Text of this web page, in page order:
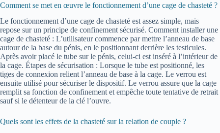
Comment se met en œuvre le fonctionnement d’une cage de chasteté ?
Le fonctionnement d’une cage de chasteté est assez simple, mais
repose sur un principe de confinement sécurisé. Comment installer une
cage de chasteté : L’utilisateur commence par mettre l’anneau de base
autour de la base du pénis, en le positionnant derrière les testicules.
Après avoir placé le tube sur le pénis, celui-ci est inséré à l’intérieur de
la cage. Étapes de sécurisation : Lorsque le tube est positionné, les
tiges de connexion relient l’anneau de base à la cage. Le verrou est
ensuite utilisé pour sécuriser le dispositif. Le verrou assure que la cage
remplit sa fonction de confinement et empêche toute tentative de retrait
sauf si le détenteur de la clé l’ouvre.
Quels sont les effets de la chasteté sur la relation de couple ?